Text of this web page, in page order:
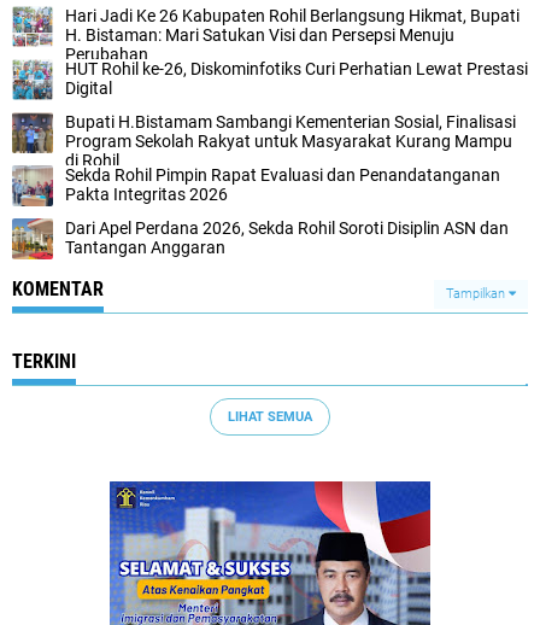
Hari Jadi Ke 26 Kabupaten Rohil Berlangsung Hikmat, Bupati
H. Bistaman: Mari Satukan Visi dan Persepsi Menuju
Perubahan
HUT Rohil ke-26, Diskominfotiks Curi Perhatian Lewat Prestasi
Digital
Bupati H.Bistamam Sambangi Kementerian Sosial, Finalisasi
Program Sekolah Rakyat untuk Masyarakat Kurang Mampu
di Rohil
Sekda Rohil Pimpin Rapat Evaluasi dan Penandatanganan
Pakta Integritas 2026
Dari Apel Perdana 2026, Sekda Rohil Soroti Disiplin ASN dan
Tantangan Anggaran
KOMENTAR Tampilkan
TERKINI
LIHAT SEMUA